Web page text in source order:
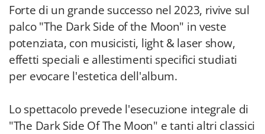
Forte di un grande successo nel 2023, rivive sul
palco "The Dark Side of the Moon" in veste
potenziata, con musicisti, light & laser show,
effetti speciali e allestimenti specifici studiati
per evocare l'estetica dell'album.
Lo spettacolo prevede l'esecuzione integrale di
"The Dark Side Of The Moon" e tanti altri classici